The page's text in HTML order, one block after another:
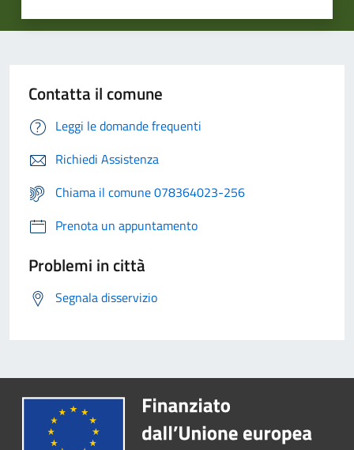
Contatta il comune
Leggi le domande frequenti
Richiedi Assistenza
Chiama il comune 078364023-256
Prenota un appuntamento
Problemi in città
Segnala disservizio